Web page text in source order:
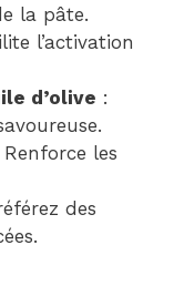
la pâte.
l’activation
d’olive :
Renforce les
des